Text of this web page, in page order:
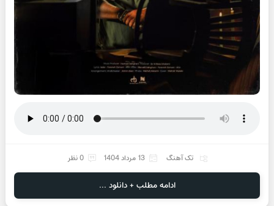
تک آهنگ 13 مرداد 1404 0 نظر
ادامه مطلب + دانلود ...